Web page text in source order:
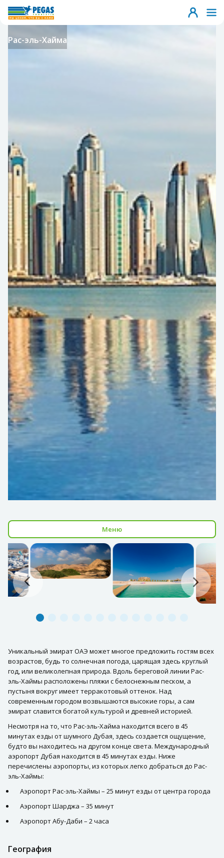
Рас-эль-Хайма
Меню
Уникальный эмират ОАЭ может многое предложить гостям всех
возрастов, будь то солнечная погода, царящая здесь круглый
год, или великолепная природа. Вдоль береговой линии Рас-
эль-Хаймы расположены пляжи с белоснежным песком, а
пустыня вокруг имеет терракотовый оттенок. Над
современным городом возвышаются высокие горы, а сам
эмират славится богатой культурой и древней историей.
Несмотря на то, что Рас-эль-Хайма находится всего в 45
минутах езды от шумного Дубая, здесь создается ощущение,
будто вы находитесь на другом конце света. Международный
аэропорт Дубая находится в 45 минутах езды. Ниже
перечислены аэропорты, из которых легко добраться до Рас-
эль-Хаймы:
Аэропорт Рас-эль-Хаймы – 25 минут езды от центра города
Аэропорт Шарджа – 35 минут
Аэропорт Абу-Даби – 2 часа
География